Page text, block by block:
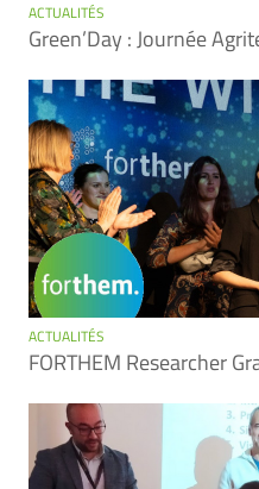
ACTUALITÉS
Green’Day : Journée
ACTUALITÉS
FORTHEM Researcher